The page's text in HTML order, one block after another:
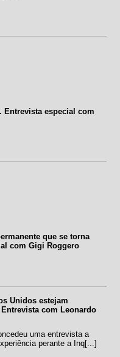
Entrevista especial com
que se torna
com Gigi Roggero
Unidos estejam
com Leonardo
uma entrevista a
perante a Inq[...]